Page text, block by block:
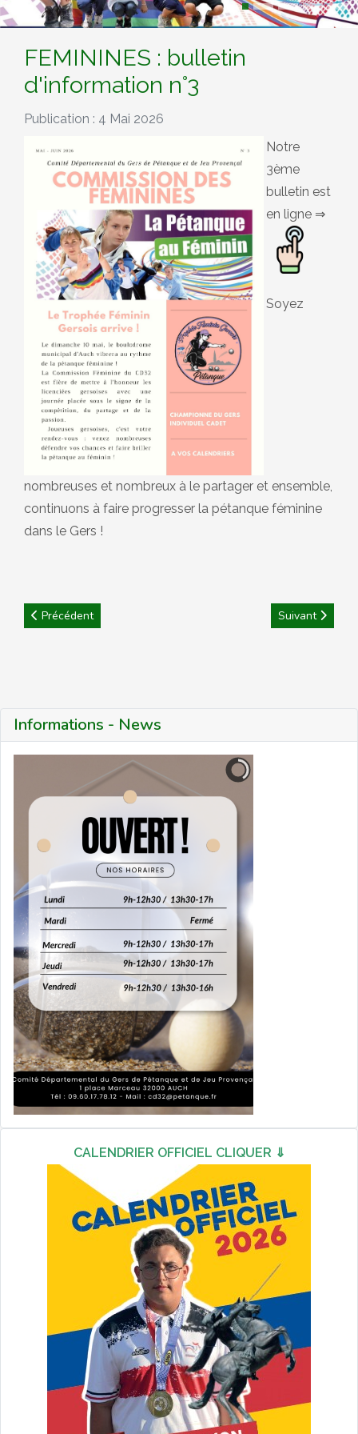
Informations - News
CALENDRIER OFFICIEL CLIQUER ⇓
FEMININES : bulletin
d'information n°3
Publication : 4 Mai 2026
Notre
3ème
bulletin est
en ligne ⇒
Soyez
nombreuses et nombreux à le partager et ensemble,
continuons à faire progresser la pétanque féminine
dans le Gers !
Article précédent : FEMININES : Trophée Féminin Gersois
Précédent Article suivant
Suivant